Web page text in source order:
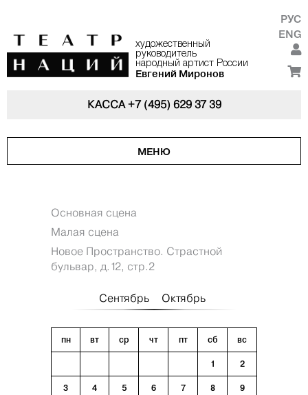
художественный
руководитель
народный артист России
Евгений Миронов
РУС
ENG
КАССА+7 (495) 629 37 39
МЕНЮ
Основная сцена
Малая сцена
Новое Пространство. Страстной
бульвар, д.12, стр.2
Сентябрь Октябрь
пн вт ср чт пт сб вс
1 2
3 4 5 6 7 8 9